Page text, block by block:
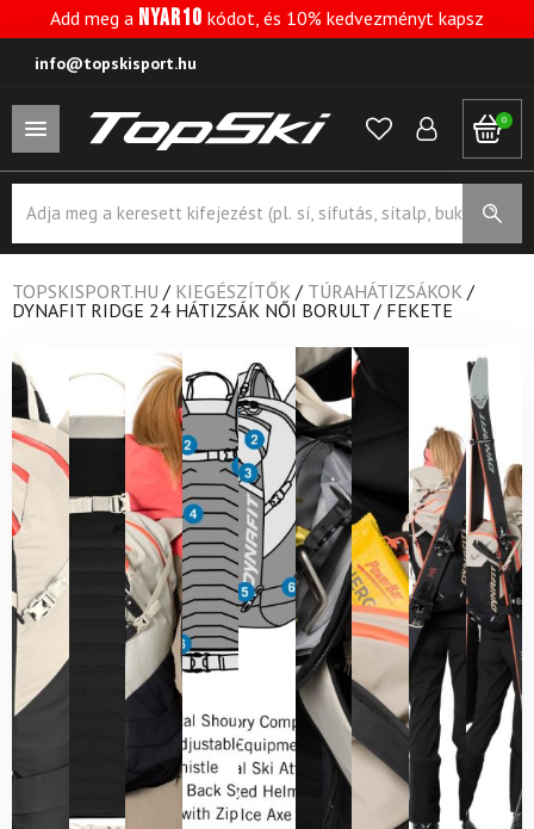
Add meg a NYAR10 kódot, és 10% kedvezményt kapsz
info@topskisport.hu
0
search
TOPSKISPORT.HU / KIEGÉSZÍTŐK / TÚRAHÁTIZSÁKOK /
DYNAFIT RIDGE 24 HÁTIZSÁK NŐI BORULT / FEKETE